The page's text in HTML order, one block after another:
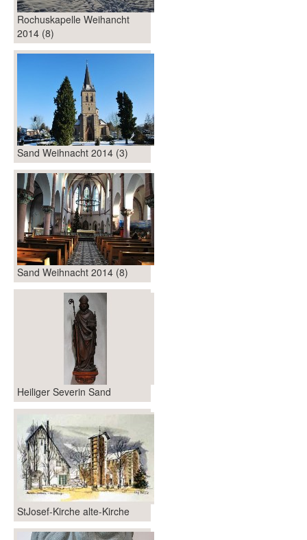
Rochuskapelle Weihancht
2014 (8)
Sand Weihnacht 2014 (3)
Sand Weihnacht 2014 (8)
Heiliger Severin Sand
StJosef-Kirche alte-Kirche